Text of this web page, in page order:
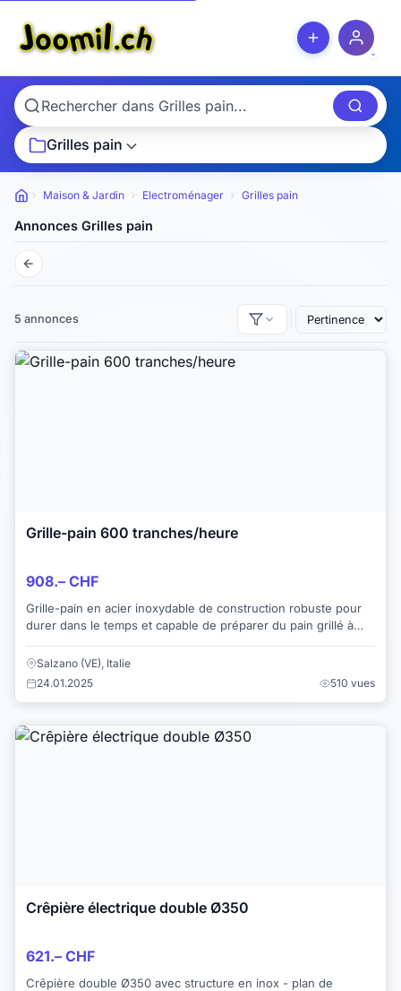
Grilles pain
Petites annonces
Maison & Jardin Electroménager Grilles pain
Annonces Grilles pain
5 annonces
Grille-pain 600 tranches/heure
908.– CHF
Grille-pain en acier inoxydable de construction robuste pour
durer dans le temps et capable de préparer du pain grillé à
Salzano (VE), Italie
24.01.2025
510 vues
Crêpière électrique double Ø350
621.– CHF
Crêpière double Ø350 avec structure en inox - plan de